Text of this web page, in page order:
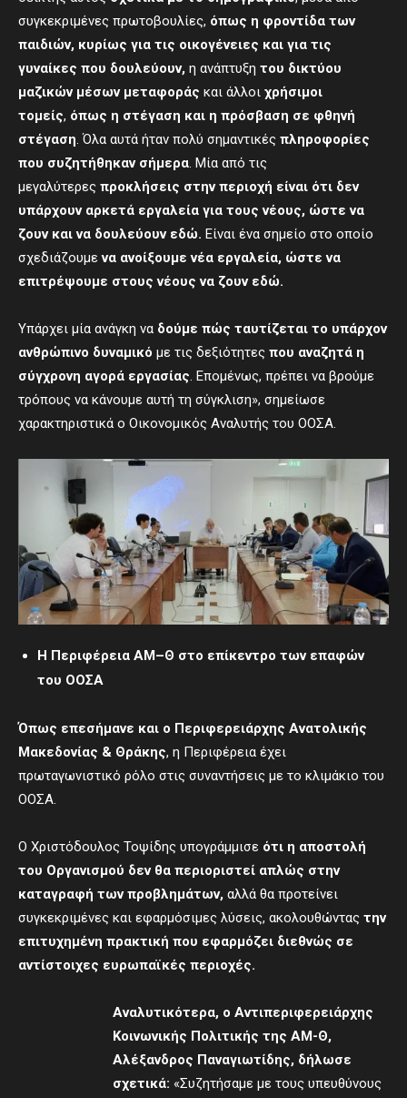
συγκεκριμένες πρωτοβουλίες, όπως η φροντίδα των
παιδιών, κυρίως για τις οικογένειες και για τις
γυναίκες που δουλεύουν, η ανάπτυξη του δικτύου
μαζικών μέσων μεταφοράς και άλλοι χρήσιμοι
τομείς, όπως η στέγαση και η πρόσβαση σε φθηνή
στέγαση . Όλα αυτά ήταν πολύ σημαντικές πληροφορίες
που συζητήθηκαν σήμερα . Μία από τις
μεγαλύτερες προκλήσεις στην περιοχή είναι ότι δεν
υπάρχουν αρκετά εργαλεία για τους νέους, ώστε να
ζουν και να δουλεύουν εδώ. Είναι ένα σημείο στο οποίο
σχεδιάζουμενα ανοίξουμε νέα εργαλεία, ώστε να
επιτρέψουμε στους νέους να ζουν εδώ.
Υπάρχει μία ανάγκη να δούμε πώς ταυτίζεται το υπάρχον
ανθρώπινο δυναμικό με τις δεξιότητες που αναζητά η
σύγχρονη αγορά εργασίας . Επομένως, πρέπει να βρούμε
τρόπους να κάνουμε αυτή τη σύγκλιση», σημείωσε
χαρακτηριστικά ο Οικονομικός Αναλυτής του ΟΟΣΑ.
Η Περιφέρεια ΑΜ –Θ στο επίκεντρο των επαφών
του ΟΟΣΑ
Όπως επεσήμανε και ο Περιφερειάρχης Ανατολικής
Μακεδονίας & Θράκης, η Περιφέρεια έχει
πρωταγωνιστικό ρόλο στις συναντήσεις με το κλιμάκιο του
ΟΟΣΑ.
Ο Χριστόδουλος Τοψίδης υπογράμμισε ότι η αποστολή
του Οργανισμού δεν θα περιοριστεί απλώς στην
καταγραφή των προβλημάτων, αλλά θα προτείνει
συγκεκριμένες και εφαρμόσιμες λύσεις, ακολουθώντας την
επιτυχημένη πρακτική που εφαρμόζει διεθνώς σε
αντίστοιχες ευρωπαϊκές περιοχές.
Αναλυτικότερα, οΑντιπεριφερειάρχης
Κοινωνικής Πολιτικής της ΑΜ-Θ,
Αλέξανδρος Παναγιωτίδης, δήλωσε
σχετικά: «Συζητήσαμε με τους υπευθύνους